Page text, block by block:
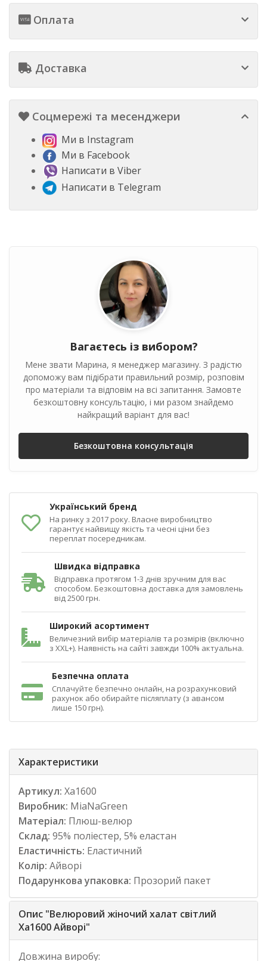
Оплата
Доставка
Соцмережі та месенджери
Ми в Instagram
Ми в Facebook
Написати в Viber
Написати в Telegram
Вагаєтесь із вибором?
Мене звати Марина, я менеджер магазину. З радістю
допоможу вам підібрати правильний розмір, розповім
про матеріали та відповім на всі запитання. Замовте
безкоштовну консультацію, і ми разом знайдемо
найкращий варіант для вас!
Безкоштовна консультація
Український бренд
На ринку з 2017 року. Власне виробництво
гарантує найвищу якість та чесні ціни без
переплат посередникам.
Швидка відправка
Відправка протягом 1-3 днів зручним для вас
способом. Безкоштовна доставка для замовлень
від 2500 грн.
Широкий асортимент
Величезний вибір матеріалів та розмірів (включно
з XXL+). Наявність на сайті завжди 100% актуальна.
Безпечна оплата
Сплачуйте безпечно онлайн, на розрахунковий
рахунок або обирайте післяплату (з авансом
лише 150 грн).
Характеристики
Артикул: Ха1600
Виробник: MiaNaGreen
Матеріал: Плюш-велюр
Склад: 95% поліестер, 5% еластан
Еластичність: Еластичний
Колір: Айворі
Подарункова упаковка: Прозорий пакет
Опис "Велюровий жіночий халат світлий
Ха1600 Айворі"
Довжина виробу: